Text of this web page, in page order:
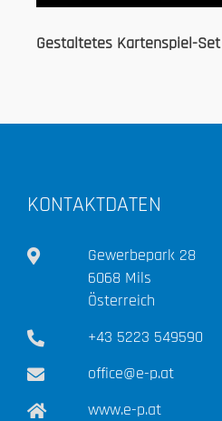
Gestaltetes Kartenspiel-
KONTAKTDATEN
Gewerbepark 28
6068 Mils
Österreich
+43 5223 549590
office@e-p.at
www.e-p.at